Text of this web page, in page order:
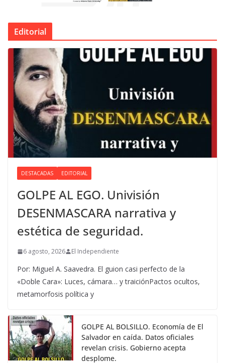
Editorial
DESTACADAS EDITORIAL
GOLPE AL EGO. Univisión
DESENMASCARA narrativa y
estética de seguridad.
6 agosto, 2026 El Independiente
Por: Miguel A. Saavedra. El guion casi perfecto de la
«Doble Cara»: Luces, cámara… y traiciónPactos ocultos,
metamorfosis política y
GOLPE AL BOLSILLO. Economía de El
Salvador en caída. Datos oficiales
revelan crisis. Gobierno acepta
desplome.